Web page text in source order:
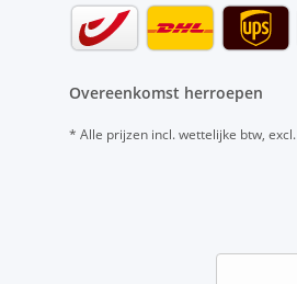
Overeenkomst herroepen
* Alle prijzen incl. wettelijke btw, excl.